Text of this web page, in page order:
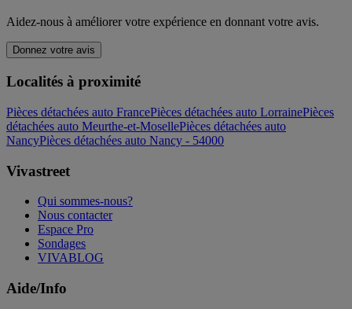
Aidez-nous à améliorer votre expérience en donnant votre avis.
Donnez votre avis
Localités à proximité
Pièces détachées auto FrancePièces détachées auto LorrainePièces
détachées auto Meurthe-et-MosellePièces détachées auto
NancyPièces détachées auto Nancy - 54000
Vivastreet
Qui sommes-nous?
Nous contacter
Espace Pro
Sondages
VIVABLOG
Aide/Info